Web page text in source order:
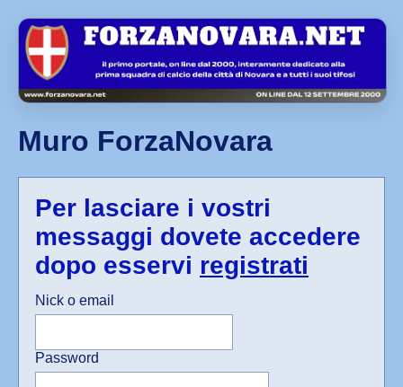
Muro ForzaNovara
Per lasciare i vostri
messaggi dovete accedere
dopo esservi registrati
Nick o email
Password